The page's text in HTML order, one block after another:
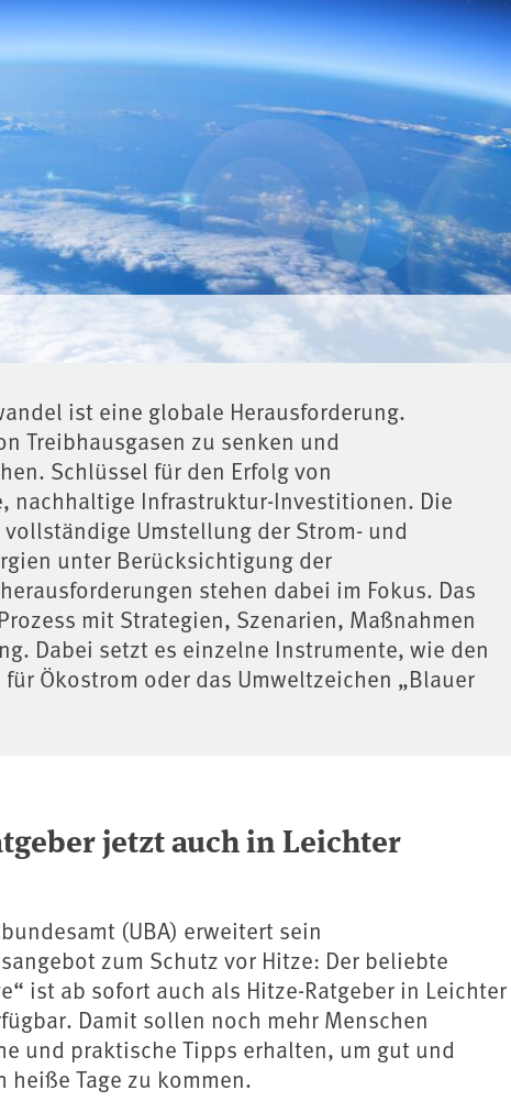
ist eine globale Herausforderung.
Treibhausgasen zu senken und
Schlüssel für den Erfolg von
nachhaltige Infrastruktur-Investitionen. Die
Umstellung der Strom- und
unter Berücksichtigung der
stehen dabei im Fokus. Das
mit Strategien, Szenarien, Maßnahmen
Dabei setzt es einzelne Instrumente, wie den
Ökostrom oder das Umweltzeichen „Blauer
jetzt auch in Leichter
(UBA) erweitert sein
zum Schutz vor Hitze: Der beliebte
ist ab sofort auch als Hitze-Ratgeber in Leichter
Damit sollen noch mehr Menschen
und praktische Tipps erhalten, um gut und
heiße Tage zu kommen.